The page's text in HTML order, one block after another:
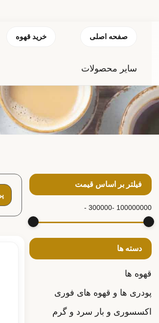
صفحه اصلی خرید قهوه
سایر محصولات
فیلتر بر اساس قیمت
300000 - 100000000 -
دسته ها
قهوه ها
پودری ها و قهوه های فوری
اکسسوری و بار سرد و گرم